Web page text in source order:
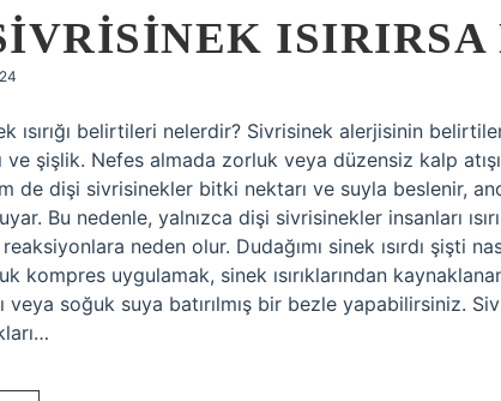
ISIRIRSA
ısırığı belirtileri nelerdir? Sivrisinek alerjisinin
ve şişlik. Nefes almada zorluk veya düzensiz kalp
de dişi sivrisinekler bitki nektarı ve suyla beslenir,
Bu nedenle, yalnızca dişi sivrisinekler insanları
neden olur. Dudağımı sinek ısırdı şişti
kompres uygulamak, sinek ısırıklarından
veya soğuk suya batırılmış bir bezle yapabilirsiniz.